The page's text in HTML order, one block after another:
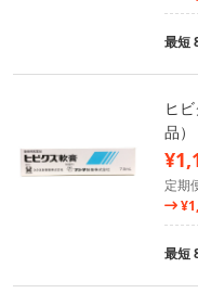
最短
ヒ
品）
定期
最短